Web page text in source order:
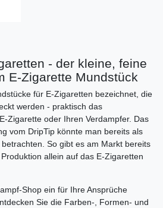
- der kleine, feine
E-Zigarette Mundstück
für E-Zigaretten bezeichnet, die
werden - praktisch das
Zigarette oder Ihren Verdampfer. Das
vom DripTip könnte man bereits als
So gibt es am Markt bereits
allein auf das E-Zigaretten
Shop ein für Ihre Ansprüche
Sie die Farben-, Formen- und